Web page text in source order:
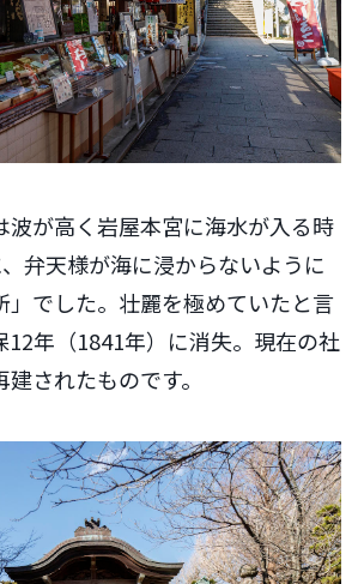
波が高く岩屋本宮に海水が入る時
弁天様が海に浸からないように
」でした。壮麗を極めていたと言
12年（1841年）に消失。現在の社
されたものです。